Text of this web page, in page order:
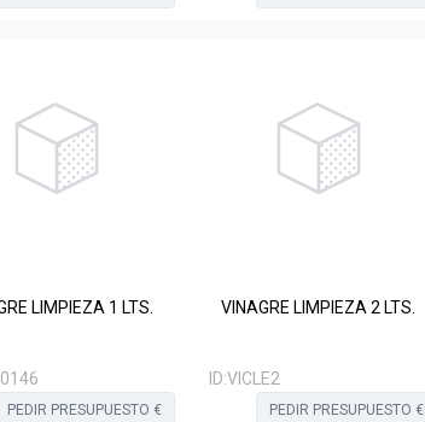
LIMPIEZA 1 LTS.
PEDIR PRESUPUESTO €
VINAGRE LIMPIEZA 2 LTS.
ID:VICLE2
PEDIR PRESUPUESTO €